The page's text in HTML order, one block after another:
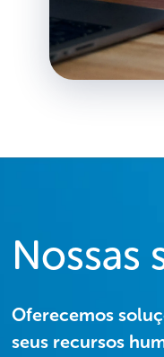
Nossas
Oferecemos
seus recursos